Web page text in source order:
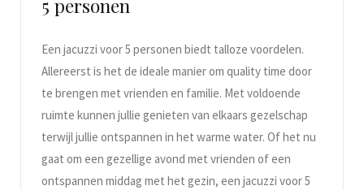
5 personen
Een jacuzzi voor 5 personen biedt talloze voordelen.
Allereerst is het de ideale manier om quality time door
te brengen met vrienden en familie. Met voldoende
ruimte kunnen jullie genieten van elkaars gezelschap
terwijl jullie ontspannen in het warme water. Of het nu
gaat om een gezellige avond met vrienden of een
ontspannen middag met het gezin, een jacuzzi voor 5